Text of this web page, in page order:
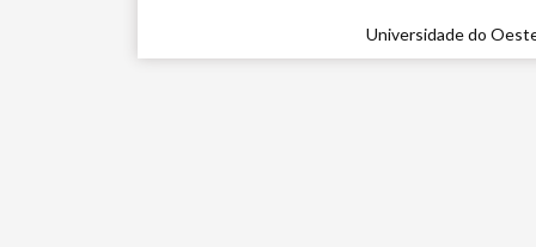
Universidade do